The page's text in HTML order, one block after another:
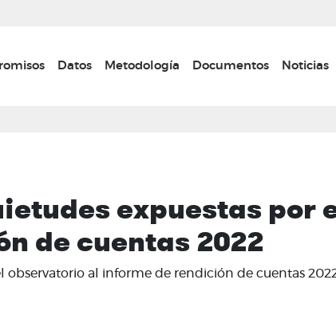
principal
navigation
Datos Metodología Documentos Noticias
expuestas por
de cuentas 2022
observatorio al informe de rendición de cuentas